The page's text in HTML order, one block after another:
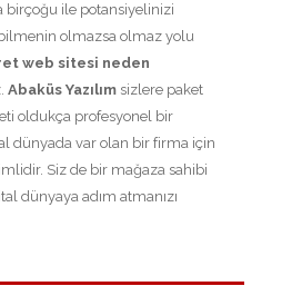
birçoğu ile potansiyelinizi
olmazsa olmaz yolu
web sitesi neden
Abaküs Yazılım sizlere paket
oldukça profesyonel bir
dünyada var olan bir firma için
Siz de bir mağaza sahibi
dünyaya adım atmanızı